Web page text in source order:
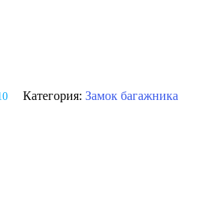
Категория: Замок багажника